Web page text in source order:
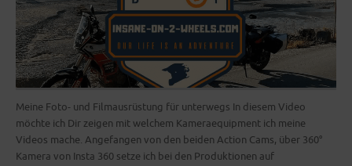
Meine Foto- und Filmausrüstung für unterwegs In diesem Video
möchte ich Dir zeigen mit welchem Kameraequipment ich meine
Videos mache. Angefangen von den beiden Action Cams, über 360°
Kamera von Insta 360 setze ich bei den Produktionen auf